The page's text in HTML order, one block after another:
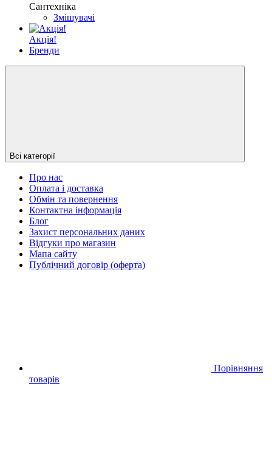
Сантехніка
Змішувачі
Акція!
Бренди
Всі категорії
Про нас
Оплата і доставка
Обмін та повернення
Контактна інформація
Блог
Захист персональних даних
Відгуки про магазин
Мапа сайту
Публічний договір (оферта)
Порівняння
товарів